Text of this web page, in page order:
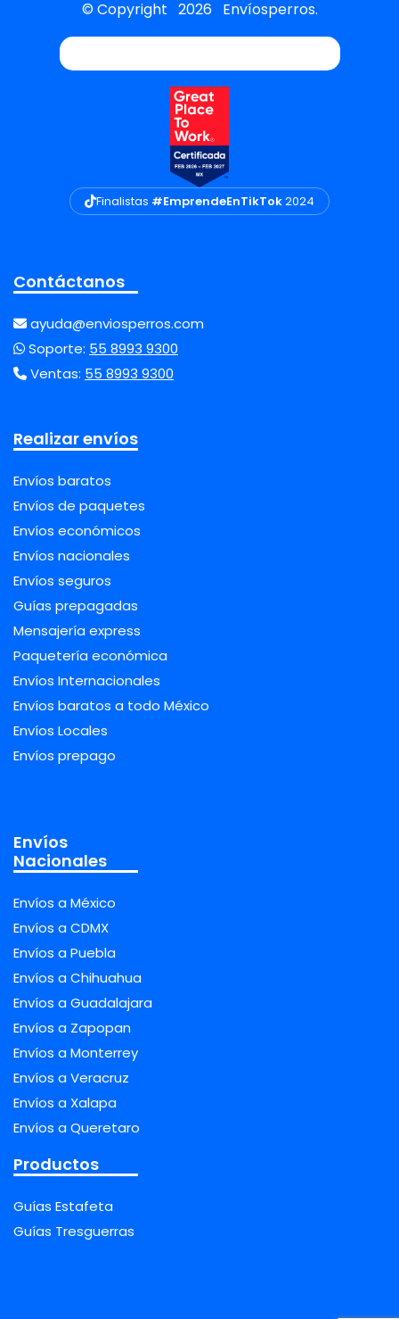
© Copyright 2026 Envíosperros.
Finalistas #EmprendeEnTikTok2024
Contáctanos
ayuda@enviosperros.com
Soporte: 55 8993 9300
Ventas: 55 8993 9300
Realizar envíos
Envíos baratos
Envíos de paquetes
Envíos económicos
Envíos nacionales
Envíos seguros
Guías prepagadas
Mensajería express
Paquetería económica
Envíos Internacionales
Envíos baratos a todo México
Envíos Locales
Envíos prepago
Envíos
Nacionales
Envíos a México
Envíos a CDMX
Envíos a Puebla
Envíos a Chihuahua
Envíos a Guadalajara
Envíos a Zapopan
Envíos a Monterrey
Envíos a Veracruz
Envíos a Xalapa
Envíos a Queretaro
Productos
Guías Estafeta
Guías Tresguerras